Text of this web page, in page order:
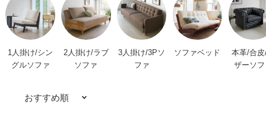
1人掛け/シン
グルソファ
2人掛け/ラブ
ソファ
3人掛け/3Pソ
ファ
ソファベッド
本革/合
ザーソ
おすすめ順